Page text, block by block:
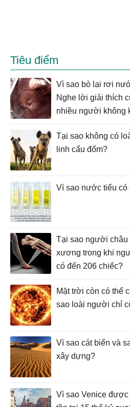
Tiêu điểm
Vì sao bò lại rơi
Nghe lời giải thích
nhiều người không
Tại sao không có
linh cẩu đốm?
Vì sao nước tiểu có
Tại sao người châu
xương trong khi
có đến 206 chiếc?
Mặt trời còn có thể
sao loài người chỉ
Vì sao cát biển và
xây dựng?
Vì sao Venice được